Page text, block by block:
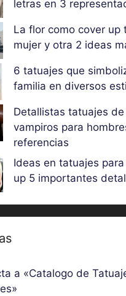
letras en 3
La flor como cover up
mujer y otra 2 ideas
6 tatuajes que
familia en diversos
Detallistas tatuajes de
vampiros para
referencias
Ideas en tatuajes
up 5 importantes
a «Catalogo de